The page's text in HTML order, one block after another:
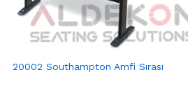
20002 Southampton Amfi Sırası